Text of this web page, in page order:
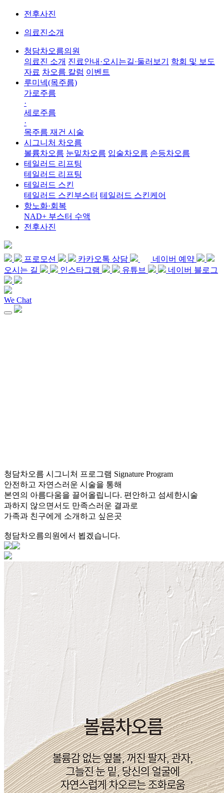
전후사진
의료진소개
청담차오름의원
의료진 소개 진료안내·오시는길·둘러보기
학회 및 보도
자료 차오름 칼럼 이벤트
루미넥(목주름)
가로주름
·
세로주름
·
목주름 재건 시술
시그니처 차오름
볼륨차오름 눈밑차오름 입술차오름 손등차오름
테일러드 리프팅
테일러드 리프팅
테일러드 스킨
테일러드 스킨부스터 테일러드 스킨케어
항노화·회복
NAD+ 부스터 수액
전후사진
프로모션 카카오톡 상담
네이버 예약
오시는 길
인스타그램 유튜브 네이버 블로그
We Chat
청담차오름 시그니처 프로그램 Signature Program
안전하고 자연스러운 시술을 통해
본연의 아름다움을 끌어올립니다. 편안하고 섬세한시술
과하지 않으면서도 만족스러운 결과로
가족과 친구에게 소개하고 싶은곳
청담차오름의원에서 뵙겠습니다.